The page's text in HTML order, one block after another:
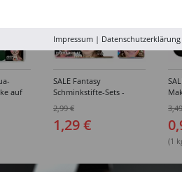
auf
SALE Fantasy
Schminkstifte-Sets -
Ausführungen
2,99 €
1,29 €
25g
(1
Impressum| Datenschutzerklärung